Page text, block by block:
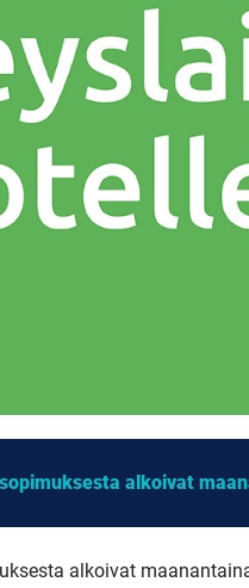
alkoivat
alkoivat